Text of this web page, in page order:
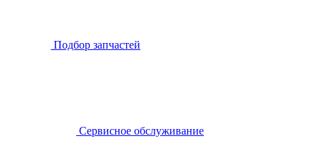
Подбор запчастей
Сервисное обслуживание